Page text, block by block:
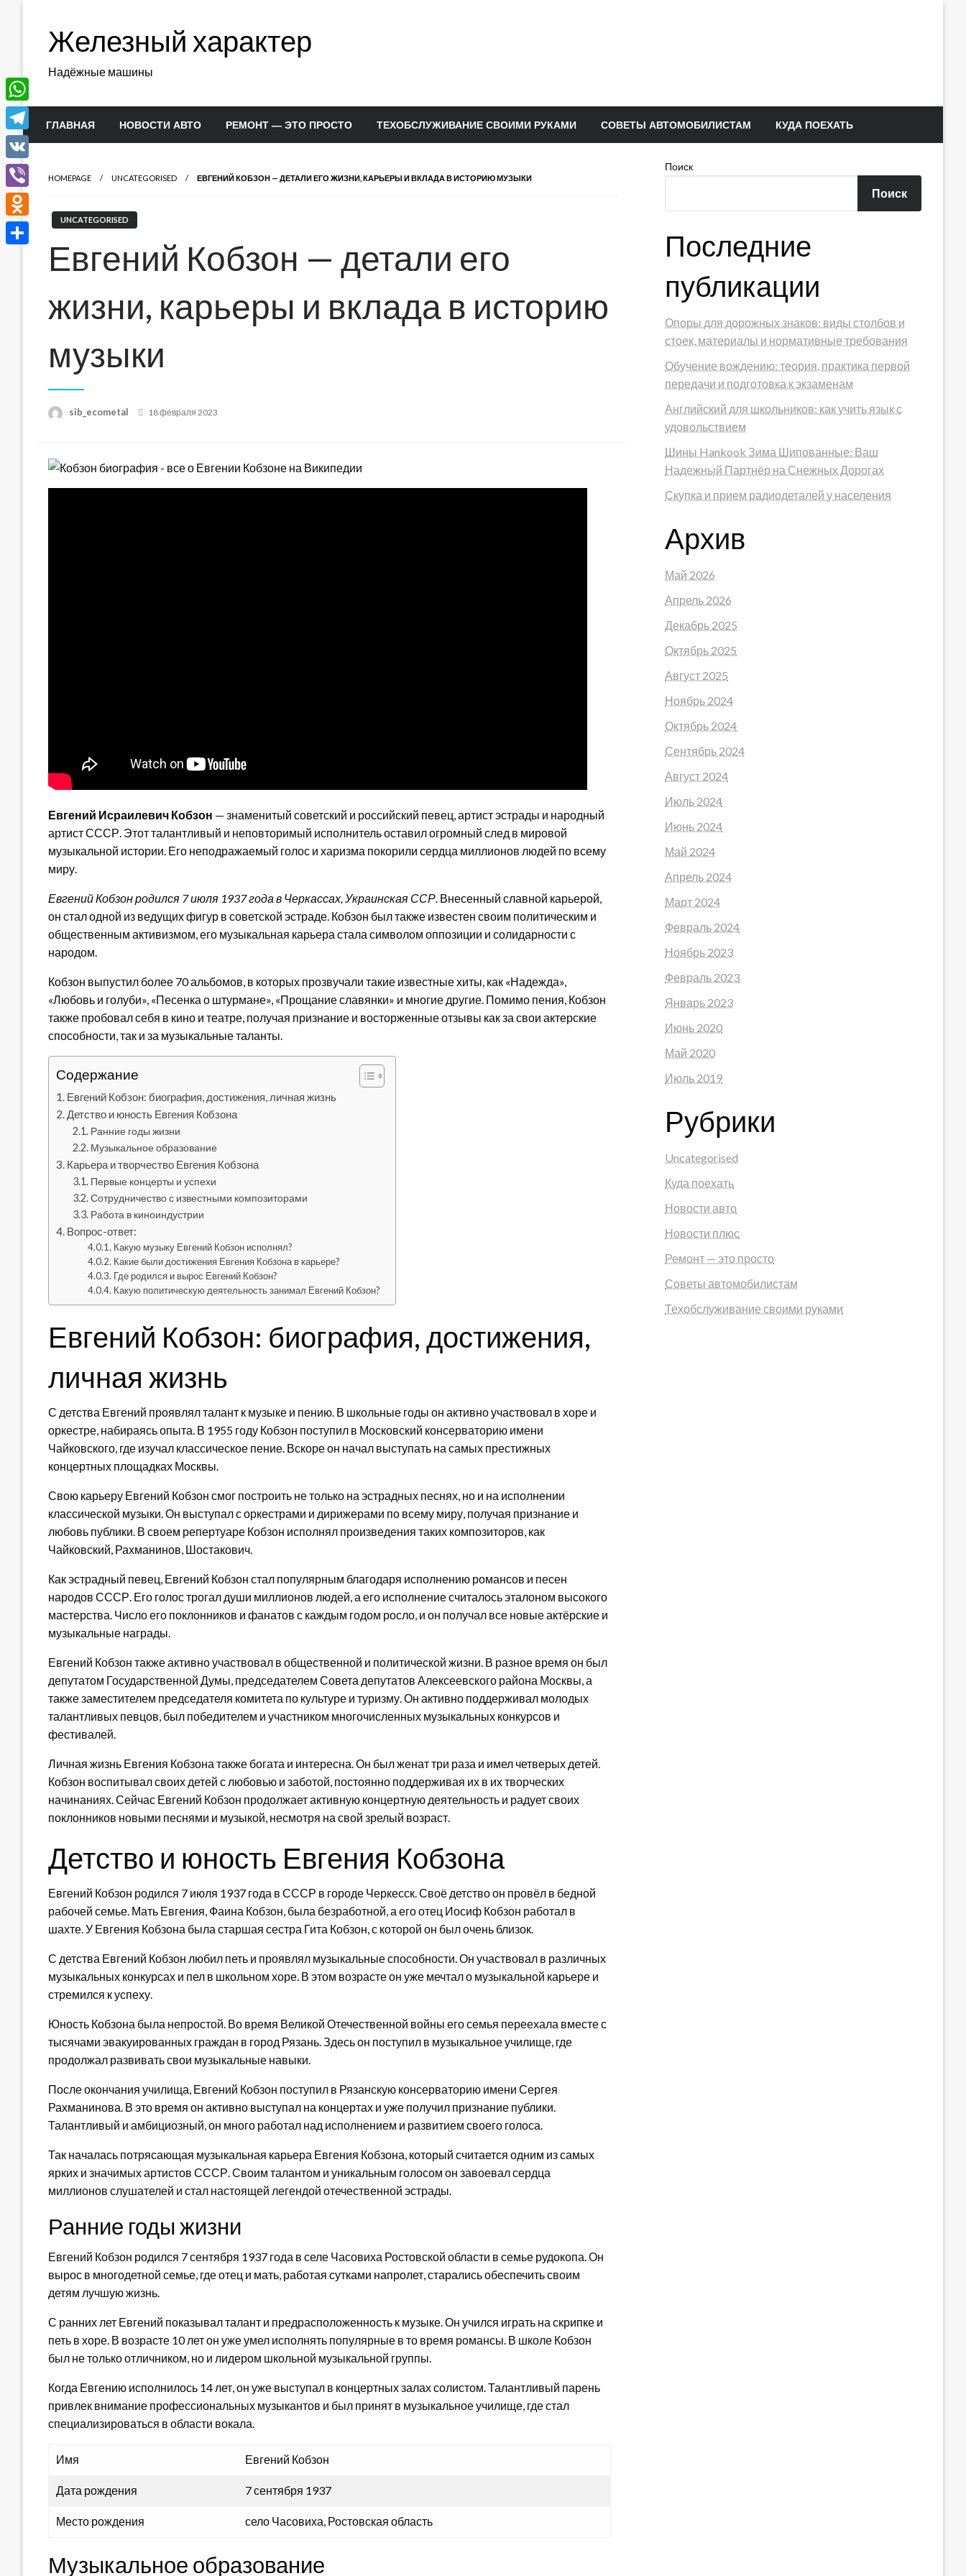
содержимомуЖелезный характер
Надёжные машины
ГЛАВНАЯ НОВОСТИ АВТО РЕМОНТ — ЭТО ПРОСТО ТЕХОБСЛУЖИВАНИЕ СВОИМИ РУКАМИ СОВЕТЫ АВТОМОБИЛИСТАМ КУДА ПОЕХАТЬ
HOMEPAGE UNCATEGORISED ЕВГЕНИЙ КОБЗОН — ДЕТАЛИ ЕГО ЖИЗНИ, КАРЬЕРЫ И ВКЛАДА В ИСТОРИЮ МУЗЫКИ
UNCATEGORISED
Евгений Кобзон — детали его
жизни, карьеры и вклада в историю
музыки
sib_ecometal
Posted
18 февраля 2023
Евгений Исраилевич Кобзон — знаменитый советский и российский певец, артист эстрады и народный
артист СССР. Этот талантливый и неповторимый исполнитель оставил огромный след в мировой
музыкальной истории. Его неподражаемый голос и харизма покорили сердца миллионов людей по всему
миру.
Евгений Кобзон родился 7 июля 1937 года в Черкассах, Украинская ССР. Внесенный славной карьерой,
он стал одной из ведущих фигур в советской эстраде. Кобзон был также известен своим политическим и
общественным активизмом, его музыкальная карьера стала символом оппозиции и солидарности с
народом.
Кобзон выпустил более 70 альбомов, в которых прозвучали такие известные хиты, как «Надежда»,
«Любовь и голуби», «Песенка о штурмане», «Прощание славянки» и многие другие. Помимо пения, Кобзон
также пробовал себя в кино и театре, получая признание и восторженные отзывы как за свои актерские
способности, так и за музыкальные таланты.
Содержание
Евгений Кобзон: биография, достижения, личная жизнь
Детство и юность Евгения Кобзона
Ранние годы жизни
Музыкальное образование
Карьера и творчество Евгения Кобзона
Первые концерты и успехи
Сотрудничество с известными композиторами
Работа в киноиндустрии
Вопрос-ответ:
Какую музыку Евгений Кобзон исполнял?
Какие были достижения Евгения Кобзона в карьере?
Где родился и вырос Евгений Кобзон?
Какую политическую деятельность занимал Евгений Кобзон?
Евгений Кобзон: биография, достижения,
личная жизнь
С детства Евгений проявлял талант к музыке и пению. В школьные годы он активно участвовал в хоре и
оркестре, набираясь опыта. В 1955 году Кобзон поступил в Московский консерваторию имени
Чайковского, где изучал классическое пение. Вскоре он начал выступать на самых престижных
концертных площадках Москвы.
Свою карьеру Евгений Кобзон смог построить не только на эстрадных песнях, но и на исполнении
классической музыки. Он выступал с оркестрами и дирижерами по всему миру, получая признание и
любовь публики. В своем репертуаре Кобзон исполнял произведения таких композиторов, как
Чайковский, Рахманинов, Шостакович.
Как эстрадный певец, Евгений Кобзон стал популярным благодаря исполнению романсов и песен
народов СССР. Его голос трогал души миллионов людей, а его исполнение считалось эталоном высокого
мастерства. Число его поклонников и фанатов с каждым годом росло, и он получал все новые актёрские и
музыкальные награды.
Евгений Кобзон также активно участвовал в общественной и политической жизни. В разное время он был
депутатом Государственной Думы, председателем Совета депутатов Алексеевского района Москвы, а
также заместителем председателя комитета по культуре и туризму. Он активно поддерживал молодых
талантливых певцов, был победителем и участником многочисленных музыкальных конкурсов и
фестивалей.
Личная жизнь Евгения Кобзона также богата и интересна. Он был женат три раза и имел четверых детей.
Кобзон воспитывал своих детей с любовью и заботой, постоянно поддерживая их в их творческих
начинаниях. Сейчас Евгений Кобзон продолжает активную концертную деятельность и радует своих
поклонников новыми песнями и музыкой, несмотря на свой зрелый возраст.
Детство и юность Евгения Кобзона
Евгений Кобзон родился 7 июля 1937 года в СССР в городе Черкесск. Своё детство он провёл в бедной
рабочей семье. Мать Евгения, Фаина Кобзон, была безработной, а его отец Иосиф Кобзон работал в
шахте. У Евгения Кобзона была старшая сестра Гита Кобзон, с которой он был очень близок.
С детства Евгений Кобзон любил петь и проявлял музыкальные способности. Он участвовал в различных
музыкальных конкурсах и пел в школьном хоре. В этом возрасте он уже мечтал о музыкальной карьере и
стремился к успеху.
Юность Кобзона была непростой. Во время Великой Отечественной войны его семья переехала вместе с
тысячами эвакуированных граждан в город Рязань. Здесь он поступил в музыкальное училище, где
продолжал развивать свои музыкальные навыки.
После окончания училища, Евгений Кобзон поступил в Рязанскую консерваторию имени Сергея
Рахманинова. В это время он активно выступал на концертах и уже получил признание публики.
Талантливый и амбициозный, он много работал над исполнением и развитием своего голоса.
Так началась потрясающая музыкальная карьера Евгения Кобзона, который считается одним из самых
ярких и значимых артистов СССР. Своим талантом и уникальным голосом он завоевал сердца
миллионов слушателей и стал настоящей легендой отечественной эстрады.
Ранние годы жизни
Евгений Кобзон родился 7 сентября 1937 года в селе Часовиха Ростовской области в семье рудокопа. Он
вырос в многодетной семье, где отец и мать, работая сутками напролет, старались обеспечить своим
детям лучшую жизнь.
С ранних лет Евгений показывал талант и предрасположенность к музыке. Он учился играть на скрипке и
петь в хоре. В возрасте 10 лет он уже умел исполнять популярные в то время романсы. В школе Кобзон
был не только отличником, но и лидером школьной музыкальной группы.
Когда Евгению исполнилось 14 лет, он уже выступал в концертных залах солистом. Талантливый парень
привлек внимание профессиональных музыкантов и был принят в музыкальное училище, где стал
специализироваться в области вокала.
Имя Евгений Кобзон
Дата рождения 7 сентября 1937
Место рождения село Часовиха, Ростовская область
Музыкальное образование
Поиск
Поиск
Последние
публикации
Опоры для дорожных знаков: виды столбов и
стоек, материалы и нормативные требования
Обучение вождению: теория, практика первой
передачи и подготовка к экзаменам
Английский для школьников: как учить язык с
удовольствием
Шины Hankook Зима Шипованные: Ваш
Надежный Партнёр на Снежных Дорогах
Скупка и прием радиодеталей у населения
Архив
Май 2026
Апрель 2026
Декабрь 2025
Октябрь 2025
Август 2025
Ноябрь 2024
Октябрь 2024
Сентябрь 2024
Август 2024
Июль 2024
Июнь 2024
Май 2024
Апрель 2024
Март 2024
Февраль 2024
Ноябрь 2023
Февраль 2023
Январь 2023
Июнь 2020
Май 2020
Июль 2019
Рубрики
Uncategorised
Куда поехать
Новости авто
Новости плюс
Ремонт — это просто
Советы автомобилистам
Техобслуживание своими руками
WhatsApp
Telegram
VK
Viber
Odnoklassniki
Отправить